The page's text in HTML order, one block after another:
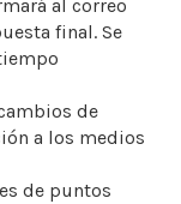
al correo
final. Se
de
a los medios
de puntos